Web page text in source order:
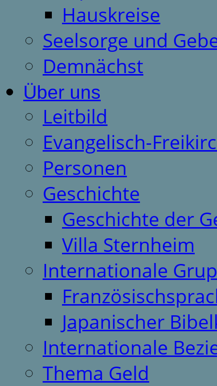
Hauskreise
Seelsorge und
Demnächst
Über uns
Leitbild
Evangelisch-
Personen
Geschichte
Geschichte der
Villa Sternheim
Internationale
Japanischer
Internationale
Thema Geld